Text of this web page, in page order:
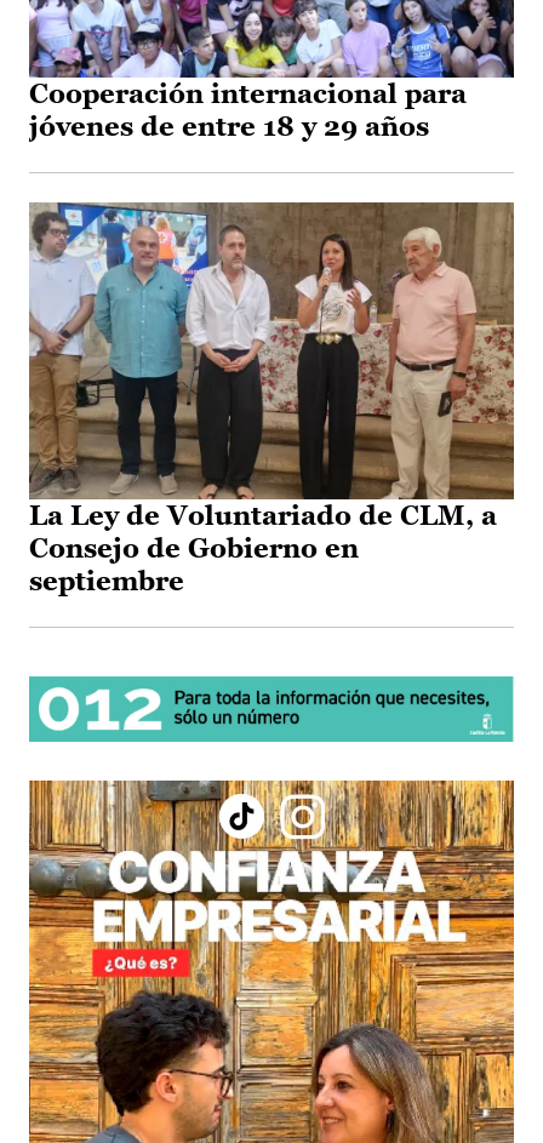
Cooperación internacional para
jóvenes de entre 18 y 29 años
La Ley de Voluntariado de CLM, a
Consejo de Gobierno en
septiembre